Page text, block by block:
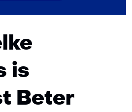
is
Beter